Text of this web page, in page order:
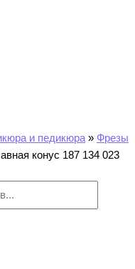
и педикюра» Фрезы
конус 187 134 023